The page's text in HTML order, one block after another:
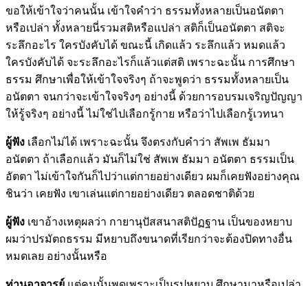
ขอให้เข้าใจว่าคนนั้น เข้าใจคำว่า ธรรมทั้งหลายเป็นอนัตตา
หรือเปล่า ทั้งหลายนี่รวมสติหรือแปล่า สติก็เป็นอนัตตา สติจะ
ระลึกอะไร ใครบังคับได้ ขณะนี้ เกิดแล้ว ระลึกแล้ว หมดแล้ว
ใครบังคับได้ จะระลึกอะไรก็แล้วแต่สติ เพราะฉะนั้น การศึกษา
ธรรม ศึกษาเพื่อให้เข้าใจจริงๆ ถ้าจะพูดว่า ธรรมทั้งหลายเป็น
อนัตตา จนกว่าจะเข้าใจจริงๆ อย่างนี้ ด้วยการอบรมเจริญปัญญา
ให้รู้จริงๆ อย่างนี้ ไม่ใช่ไปเลือกรู้กาย หรือว่าไปเลือกรู้เวทนา
ผู้ฟัง เลือกไม่ได้ เพราะฉะนั้น จึงตรงกับคำว่า สัพเพ ธัมมา
อนัตตา ถ้าเลือกแล้ว มันก็ไม่ใช่ สัพเพ ธัมมา อนัตตา ธรรมเป็น
อัตตา ไม่เข้าใจกันก็ไปว่าแต่กายอย่างเดียว ผมก็เคยฟังอย่างคุณ
ชินว่า เคยฟัง เขาเล่นแต่กายอย่างเดียว ตลอดชาติด้วย
ผู้ฟัง เขาอ้างเหตุผลว่า กายานุปัสสนาสติปัฏฐาน เป็นของหยาบ
ผมว่าปรมัตถธรรม มีหยาบถึงขนาดที่เรียกว่าจะต้องปิดทางอื่น
หมดเลย อย่างนั้นหรือ